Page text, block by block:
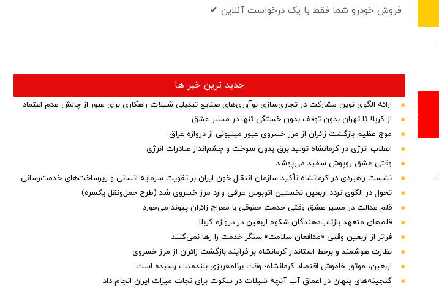
فروش خودرو شما فقط با یک درخواست آنلاین ✔
جدید ترین خبر ها
ارائه الگوی نوین مشارکت در تجاری‌سازی نوآوری‌های صنایع تبدیلی شیلات راهکاری برای عبور از چالش عدم اعتماد
از کربلا تا تهران بدون توقف بدون خستگی تنها در مسیر عشق
موج عظیم بازگشت زائران از مرز خسروی عبور میلیونی از دروازه عراق
انقلاب انرژی در کرمانشاه تولید برق بدون سوخت و چشم‌انداز صادرات انرژی
وقتی عشق روپوش سفید می‌پوشد
نشست راهبردی در کرمانشاه تأکید سازمان انتقال خون ایران بر تقویت سرمایه انسانی و زیرساخت‌های خدمت‌رسانی
تحول در الگوی تردد اربعین نخستین اتوبوس عراقی وارد مرز خسروی شد (طرح حمل‌ونقل یکسره)
قلمِ عدالت در مسیر عشق وقتی خدمت حقوقی با معراج زائران پیوند می‌خورد
قلم‌های متعهد بازتاب‌دهندگان شکوه اربعین در دروازه کربلا
فراتر از اربعین وقتی «مدافعان سلامت» سنگر خدمت را رها نمی‌کنند
نظارت هوشمند و برخط استاندار کرمانشاه بر فرآیند بازگشت زائران از مرز خسروی
اربعین، موتور خاموش اقتصاد کرمانشاه؛ وقت برنامه‌ریزی بلندمدت رسیده است
گنجینه‌های پنهان در اعماق آب آنچه شیلات در سکوت برای نجات میراث ایران انجام داد